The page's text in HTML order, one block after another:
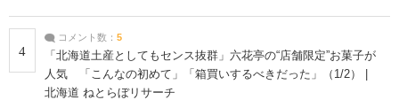
4
コメント数： 5
「北海道土産としてもセンス抜群」六花亭の“店舗限定”お菓子が
人気 「こんなの初めて」「箱買いするべきだった」（1/2） |
北海道 ねとらぼリサーチ